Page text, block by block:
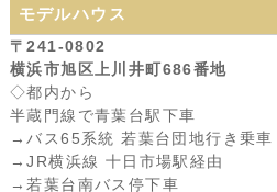
モデルハウス
〒241-0802
横浜市旭区上川井町686番地
◇都内から
半蔵門線で青葉台駅下車
→バス65系統 若葉台団地行き乗車
→JR横浜線 十日市場駅経由
→若葉台南バス停下車